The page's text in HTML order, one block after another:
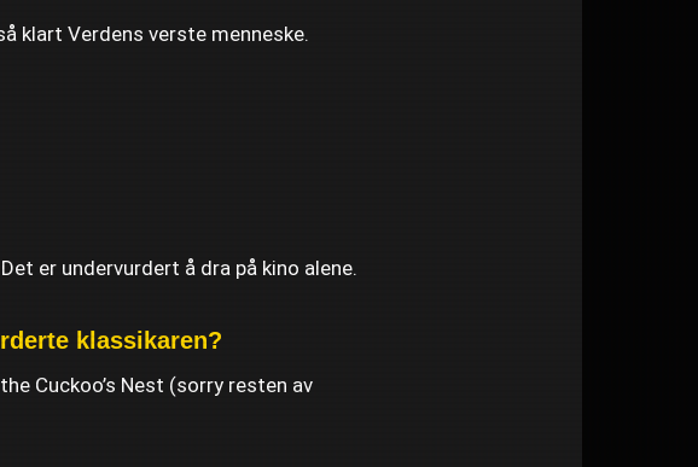
klart Verdens verste menneske.
er undervurdert å dra på kino alene.
klassikaren?
Cuckoo’s Nest (sorry resten av